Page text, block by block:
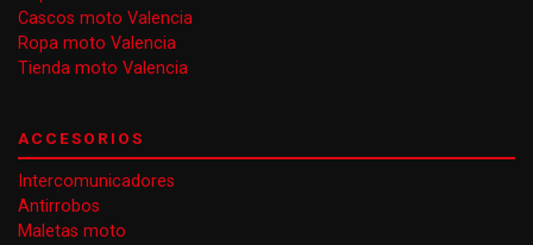
Cascos moto Valencia
Ropa moto Valencia
Tienda moto Valencia
ACCESORIOS
Intercomunicadores
Antirrobos
Maletas moto